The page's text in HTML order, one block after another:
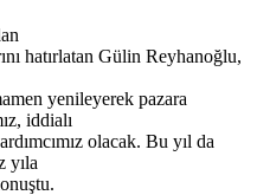
hatırlatan Gülin Reyhanoğlu,
yenileyerek pazara
iddialı
olacak. Bu yıl da
yıla